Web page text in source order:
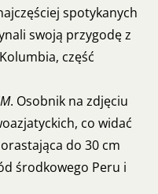
spotykanych
swoją przygodę z
część
. Osobnik na zdjęciu
co widać
do 30 cm
środkowego Peru i